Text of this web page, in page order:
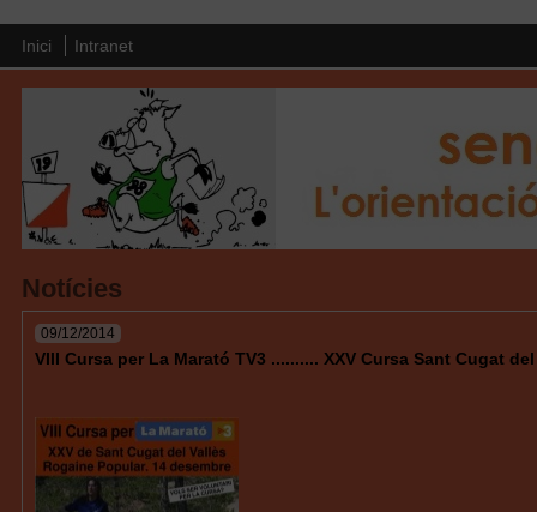
Inici Intranet
Notícies
09/12/2014
VIII Cursa per La Marató TV3 .......... XXV Cursa Sant Cugat